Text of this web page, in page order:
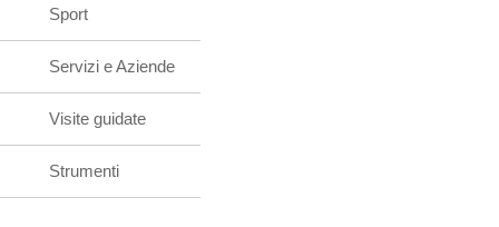
Sport
Servizi e Aziende
Visite guidate
Strumenti